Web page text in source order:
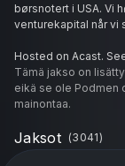
børsnotert i USA. Vi
venturekapital når vi
Hosted on Acast.
Tämä jakso on
eikä se ole Podmen
mainontaa.
Jaksot (3041)